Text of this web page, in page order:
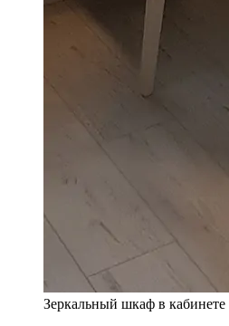
Зеркальный шкаф в кабинете